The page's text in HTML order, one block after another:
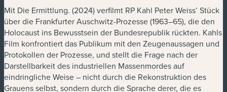
Mit Die Ermittlung. (2024) verfilmt RP Kahl Peter Weiss’ Stück
über die Frankfurter Auschwitz-Prozesse (1963–65), die den
Holocaust ins Bewusstsein der Bundesrepublik rückten. Kahls
Film konfrontiert das Publikum mit den Zeugenaussagen und
Protokollen der Prozesse, und stellt die Frage nach der
Darstellbarkeit des industriellen Massenmordes auf
eindringliche Weise – nicht durch die Rekonstruktion des
Grauens selbst, sondern durch die Sprache derer, die es